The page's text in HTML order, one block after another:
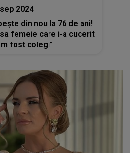
2024
din nou la 76 de ani!
femeie care i-a cucerit
fost colegi”